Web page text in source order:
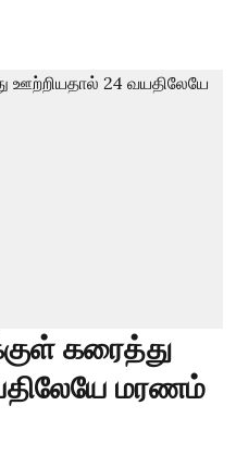
கரைத்து
மரணம்